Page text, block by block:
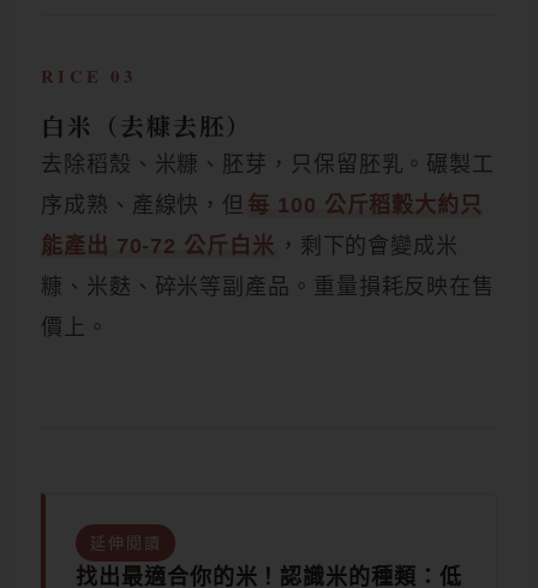
RICE 03
白米（去糠去胚）
去除稻殼、米糠、胚芽，只保留胚乳。碾製工
序成熟、產線快，但 每 100 公斤稻穀大約只
能產出 70-72 公斤白米 ，剩下的會變成米
糠、米麩、碎米等副產品。重量損耗反映在售
價上。
延伸閱讀
找出最適合你的米！認識米的種類：低